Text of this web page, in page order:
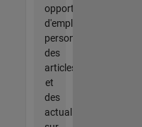
opportunités
d'emploi
personnalisées,
des
articles
et
des
actualités